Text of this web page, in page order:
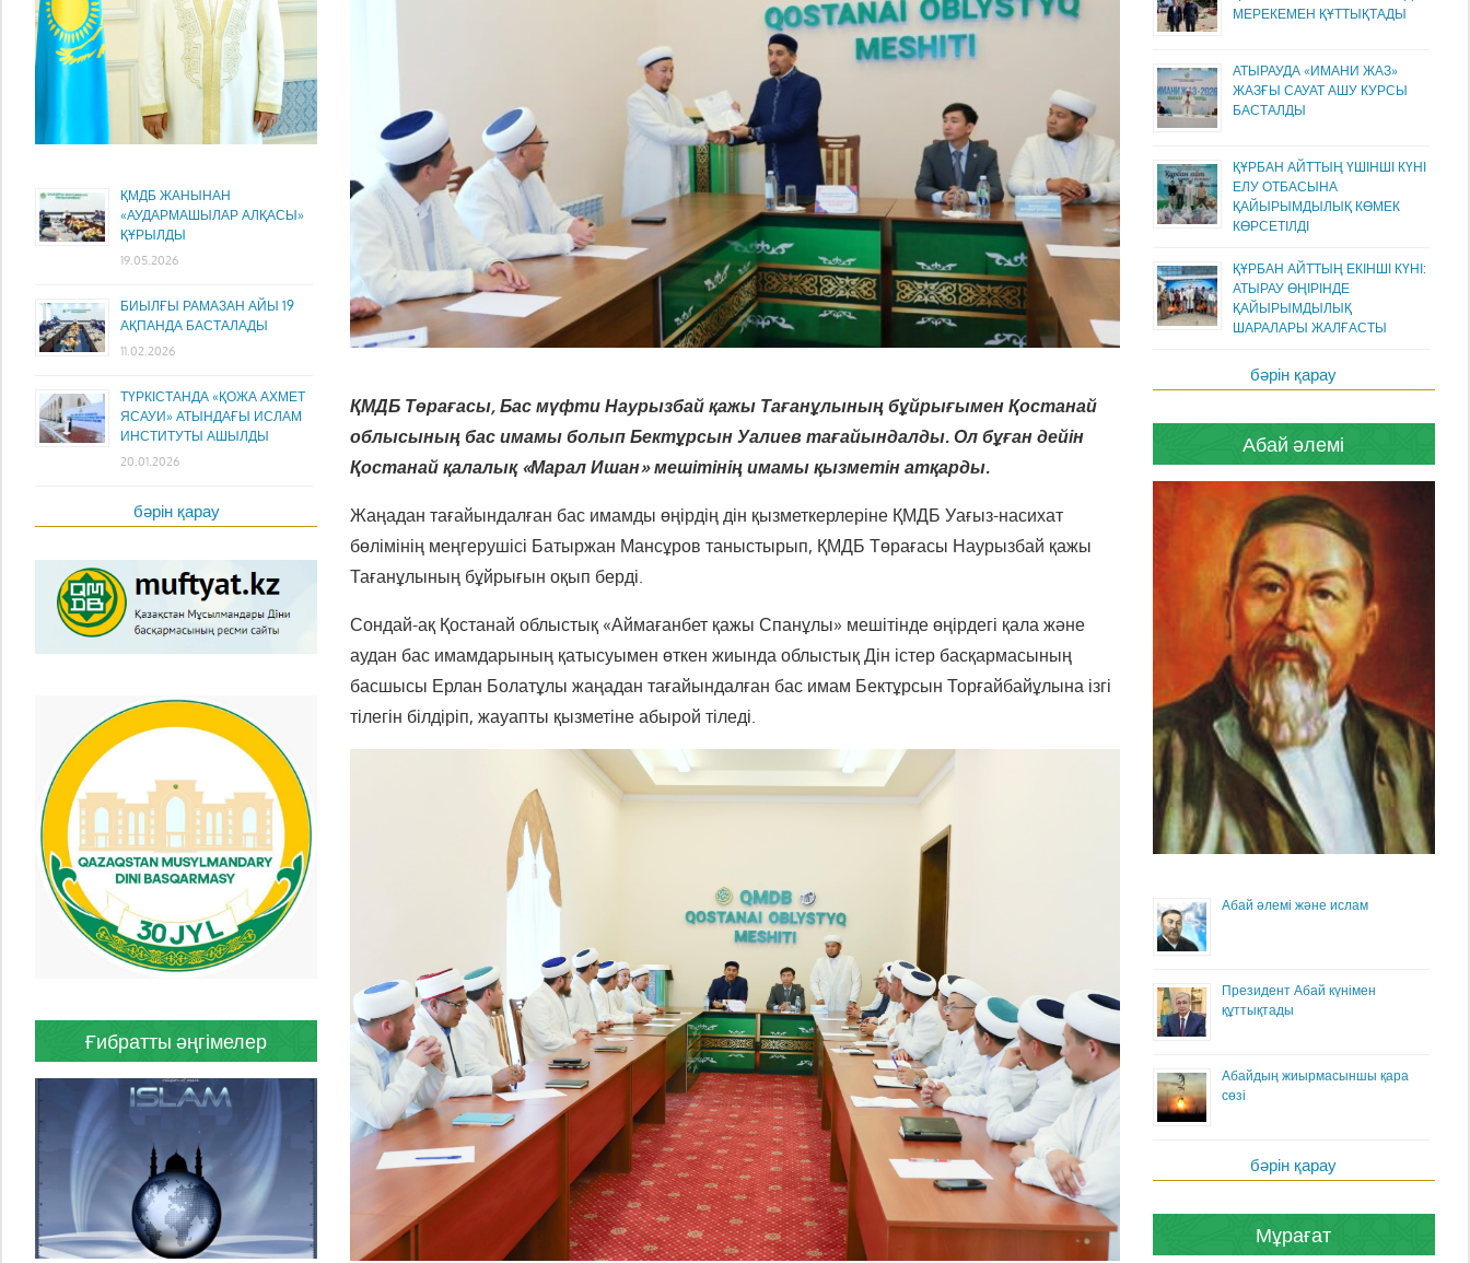
ҚМДБ Төрағасы, Бас мүфти Наурызбай қажы Тағанұлының бұйрығымен Қостанай
облысының бас имамы болып Бектұрсын Уалиев тағайындалды.Ол бұған дейін
Қостанай қалалық «Марал Ишан» мешітінің имамы қызметін атқарды.
Жаңадан тағайындалған бас имамды өңірдің дін қызметкерлеріне ҚМДБ Уағыз-насихат
бөлімінің меңгерушісі Батыржан Мансұров таныстырып, ҚМДБ Төрағасы Наурызбай қажы
Тағанұлының бұйрығын оқып берді.
Сондай-ақ Қостанай облыстық «Аймағанбет қажы Спанұлы» мешітінде өңірдегі қала және
аудан бас имамдарының қатысуымен өткен жиында облыстық Дін істер басқармасының
басшысы Ерлан Болатұлы жаңадан тағайындалған бас имам Бектұрсын Торғайбайұлына ізгі
тілегін білдіріп, жауапты қызметіне абырой тіледі.
ҚМДБ ЖАНЫНАН
«АУДАРМАШЫЛАР АЛҚАСЫ»
ҚҰРЫЛДЫ
19.05.2026
БИЫЛҒЫ РАМАЗАН АЙЫ 19
АҚПАНДА БАСТАЛАДЫ
11.02.2026
ТҮРКІСТАНДА «ҚОЖА АХМЕТ
ЯСАУИ» АТЫНДАҒЫ ИСЛАМ
ИНСТИТУТЫ АШЫЛДЫ
20.01.2026
бәрін қарау
Ғибратты әңгімелер
МЕРЕКЕМЕН ҚҰТТЫҚТАДЫ
АТЫРАУДА «ИМАНИ ЖАЗ»
ЖАЗҒЫ САУАТ АШУ КУРСЫ
БАСТАЛДЫ
ҚҰРБАН АЙТТЫҢ ҮШІНШІ КҮНІ
ЕЛУ ОТБАСЫНА
ҚАЙЫРЫМДЫЛЫҚ КӨМЕК
КӨРСЕТІЛДІ
ҚҰРБАН АЙТТЫҢ ЕКІНШІ КҮНІ:
АТЫРАУ ӨҢІРІНДЕ
ҚАЙЫРЫМДЫЛЫҚ
ШАРАЛАРЫ ЖАЛҒАСТЫ
бәрін қарау
Абай әлемі
Абай әлемі және ислам
Президент Абай күнімен
құттықтады
Абайдың жиырмасыншы қара
сөзі
бәрін қарау
Мұрағат